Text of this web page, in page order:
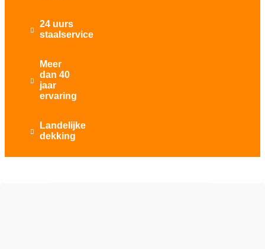

24 uurs
staalservice

Meer
dan 40
jaar
ervaring

Landelijke
dekking